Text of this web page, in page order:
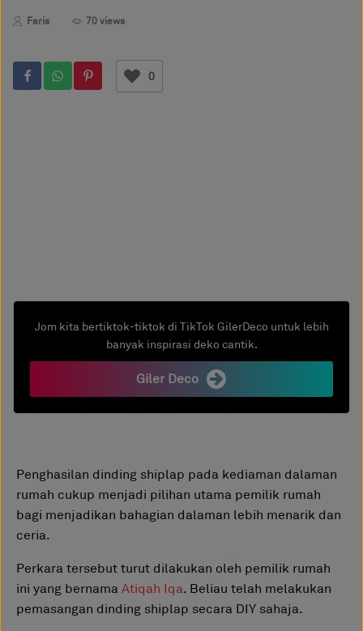
Faris 70 views
0
Jom kita bertiktok-tiktok di TikTok GilerDeco untuk lebih
banyak inspirasi deko cantik.
Giler Deco
Penghasilan dinding shiplap pada kediaman dalaman
rumah cukup menjadi pilihan utama pemilik rumah
bagi menjadikan bahagian dalaman lebih menarik dan
ceria.
Perkara tersebut turut dilakukan oleh pemilik rumah
ini yang bernama Atiqah Iqa. Beliau telah melakukan
pemasangan dinding shiplap secara DIY sahaja.